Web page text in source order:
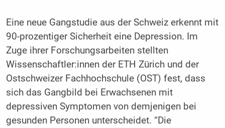
Eine neue Gangstudie aus der Schweiz erkennt mit
90-prozentiger Sicherheit eine Depression. Im
Zuge ihrer Forschungsarbeiten stellten
Wissenschaftler:innen der ETH Zürich und der
Ostschweizer Fachhochschule (OST) fest, dass
sich das Gangbild bei Erwachsenen mit
depressiven Symptomen von demjenigen bei
gesunden Personen unterscheidet. “Die